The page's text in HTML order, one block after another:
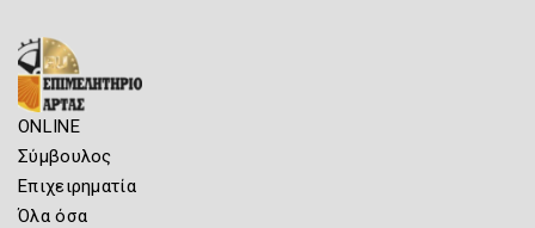
ONLINE
Σύμβουλος
Επιχειρηματία
Όλα όσα